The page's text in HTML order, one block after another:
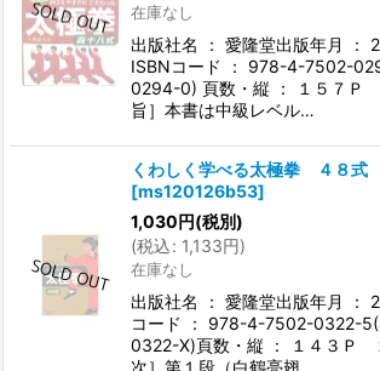
在庫なし
出版社名 ： 愛隆堂出版年月 ：
ISBNコード ： 978-4-7502-
0294-0) 頁数・縦 ： １５７Ｐ
旨］本書は中級レベル…
くわしく学べる太極拳 ４８式
[ms120126b53]
1,030円(税別)
(税込: 1,133円)
在庫なし
出版社名 ： 愛隆堂出版年月 ：
コード ： 978-4-7502-0322-
0322-X)頁数・縦 ： １４３Ｐ
次］第１段（白鶴亮翅…